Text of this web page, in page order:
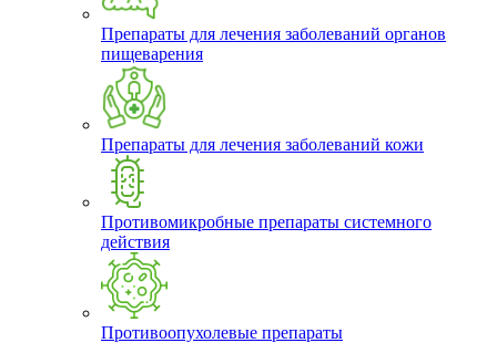
Препараты для лечения заболеваний органов
пищеварения
Препараты для лечения заболеваний кожи
Противомикробные препараты системного
действия
Противоопухолевые препараты